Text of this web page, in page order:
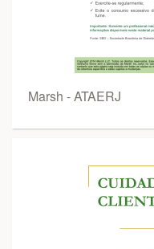
Marsh - ATAERJ